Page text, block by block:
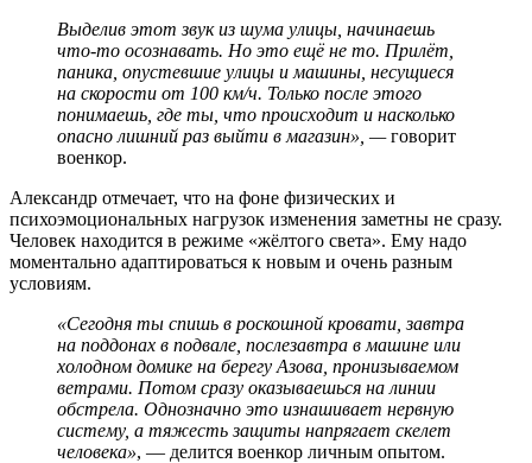
Выделив этот звук из шума улицы, начинаешь
что-то осознавать. Но это ещё не то. Прилёт,
паника, опустевшие улицы и машины, несущиеся
на скорости от 100 км/ч. Только после этого
понимаешь, где ты, что происходит и насколько
опасно лишний раз выйти в магазин», —говорит
военкор.
Александр отмечает, что на фоне физических и
психоэмоциональных нагрузок изменения заметны не сразу.
Человек находится в режиме «жёлтого света». Ему надо
моментально адаптироваться к новым и очень разным
условиям.
«Сегодня ты спишь в роскошной кровати, завтра
на поддонах в подвале, послезавтра в машине или
холодном домике на берегу Азова, пронизываемом
ветрами. Потом сразу оказываешься на линии
обстрела. Однозначно это изнашивает нервную
систему, а тяжесть защиты напрягает скелет
человека», — делится военкор личным опытом.